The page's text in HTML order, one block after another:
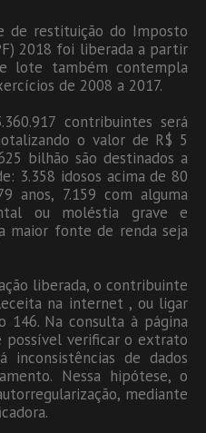
de restituição do Imposto
2018 foi liberada a partir
lote também contempla
de 2008 a 2017.
contribuintes será
o valor de R$ 5
bilhão são destinados a
3.358 idosos acima de 80
anos, 7.159 com alguma
ou moléstia grave e
maior fonte de renda seja
liberada, o contribuinte
na internet , ou ligar
146. Na consulta à página
possível verificar o extrato
de dados
Nessa hipótese, o
mediante